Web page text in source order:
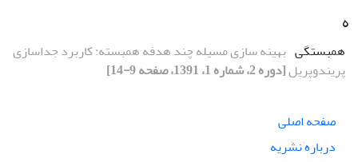
ه
همبستگی بهینه سازی مسیله چند هدفه همبسته: کاربرد جداسازی
پریندوپریل[دوره 2، شماره 1، 1391، صفحه 9-14]
صفحه اصلی
درباره نشریه